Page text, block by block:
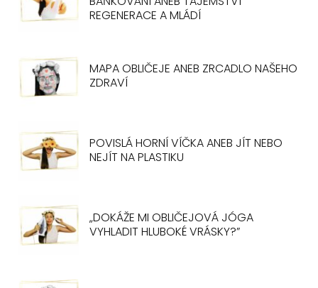
REGENERACE A MLÁDÍ
MAPA OBLIČEJE ANEB ZRCADLO NAŠEHO
ZDRAVÍ
POVISLÁ HORNÍ VÍČKA ANEB JÍT NEBO
NEJÍT NA PLASTIKU
„DOKÁŽE MI OBLIČEJOVÁ JÓGA
VYHLADIT HLUBOKÉ VRÁSKY?”